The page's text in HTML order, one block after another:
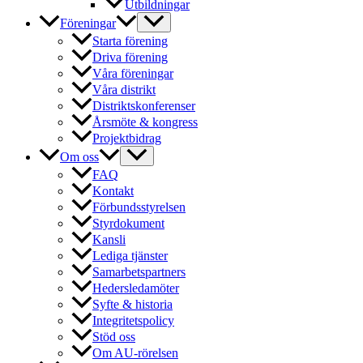
Utbildningar
Föreningar
Starta förening
Driva förening
Våra föreningar
Våra distrikt
Distriktskonferenser
Årsmöte & kongress
Projektbidrag
Om oss
FAQ
Kontakt
Förbundsstyrelsen
Styrdokument
Kansli
Lediga tjänster
Samarbetspartners
Hedersledamöter
Syfte & historia
Integritetspolicy
Stöd oss
Om AU-rörelsen